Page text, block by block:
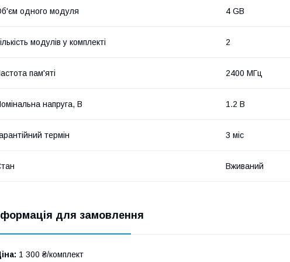
одного модуля 4 GB
модулів у комплекті 2
пам'яті 2400 МГц
напруга, В 1.2 В
термін 3 міс
Вживаний
для замовлення
1 300 ₴/комплект